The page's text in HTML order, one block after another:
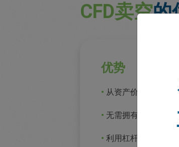
CFD卖空的
优势
• 从资产价格下跌中
• 无需拥有该资产。
• 利用杠杆进行交易以